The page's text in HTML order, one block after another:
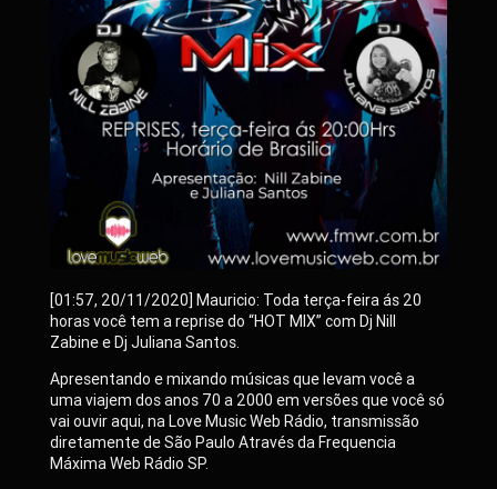
[01:57, 20/11/2020] Mauricio: Toda terça-feira ás 20
horas você tem a reprise do “HOT MIX” com Dj Nill
Zabine e Dj Juliana Santos.
Apresentando e mixando músicas que levam você a
uma viajem dos anos 70 a 2000 em versões que você só
vai ouvir aqui, na Love Music Web Rádio, transmissão
diretamente de São Paulo Através da Frequencia
Máxima Web Rádio SP.